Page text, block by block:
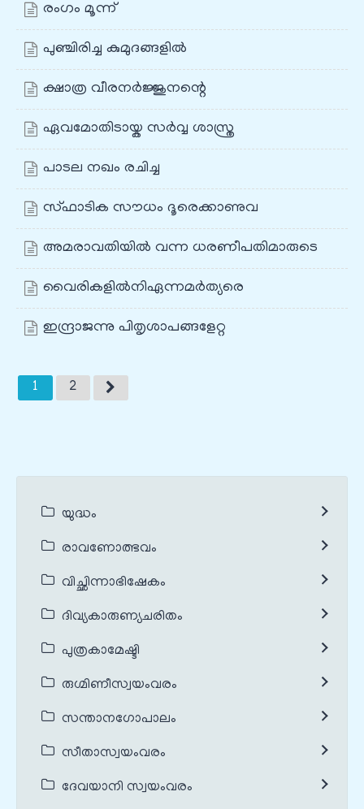
രംഗം മൂന്ന്
പുഞ്ചിരിച്ച കുമുദങ്ങളിൽ
ക്ഷാത്ര വീരനർജ്ജുനന്റെ
ഏവമോതിടായ്ക സർവ്വ ശാസ്ത്ര
പാടല നഖം രചിച്ച
സ്ഫാടിക സൗധം ദൂരെക്കാണുവ
അമരാവതിയിൽ വന്ന ധരണീപതിമാരുടെ
വൈരികളിൽനിഏന്നമർത്യരെ
ഇന്ദ്രാജന്നു പിതൃശാപങ്ങളേറ്റ
1 2
യുദ്ധം
രാവണോത്ഭവം
വിച്ഛിന്നാഭിഷേകം
ദിവ്യകാരുണ്യചരിതം
പുത്രകാമേഷ്ടി
രുഗ്മിണീസ്വയംവരം
സന്താനഗോപാലം
സീതാസ്വയംവരം
ദേവയാനി സ്വയംവരം